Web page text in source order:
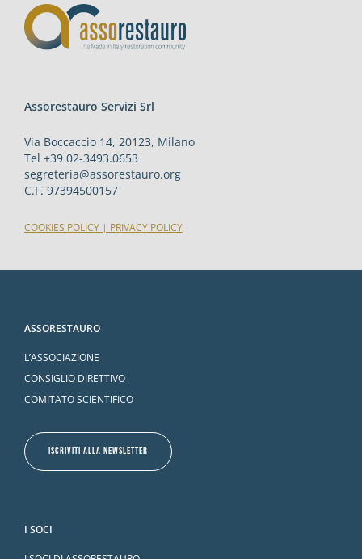
Assorestauro Servizi Srl
Via Boccaccio 14, 20123, Milano
Tel +39 02-3493.0653
segreteria@assorestauro.org
C.F. 97394500157
COOKIES POLICY | PRIVACY POLICY
ASSORESTAURO
L’ASSOCIAZIONE
CONSIGLIO DIRETTIVO
COMITATO SCIENTIFICO
ISCRIVITI ALLA NEWSLETTER
I SOCI